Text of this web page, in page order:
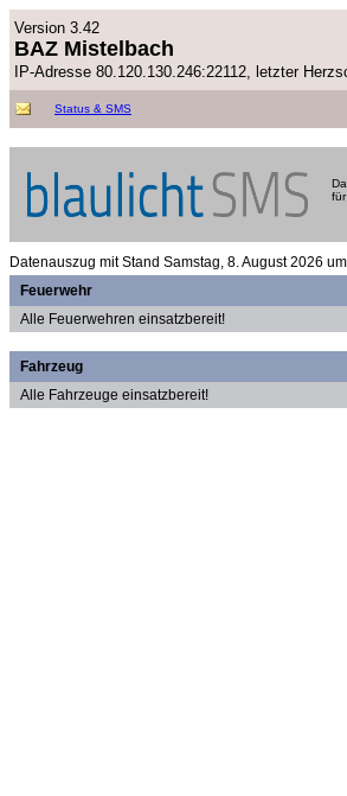
Version 3.42
BAZ Mistelbach
IP-Adresse 80.120.130.246:22112, letzter
Status & SMS
Datenauszug mit Stand Samstag, 8. August 2026
Feuerwehr
Alle Feuerwehren einsatzbereit!
Fahrzeug
Alle Fahrzeuge einsatzbereit!